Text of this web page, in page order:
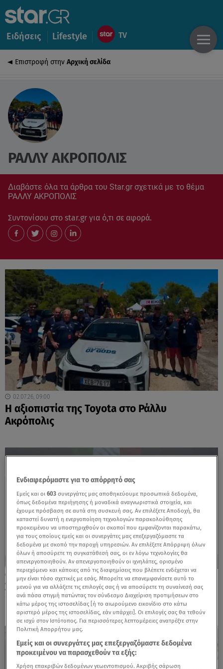
Ειδήσεις Lifestyle
Επιστροφή στην Αρχική σελίδα
ΡΑΛΛΥ ΑΚΡΟΠΟΛΙΣ
Διαβάστε όλα τα άρθρα του Star.gr σχετικά με το θέμα
ΡΑΛΛΥ ΑΚΡΟΠΟΛΙΣ
Συντονίσου στο star.gr για ό,τι σε αφορά.
02.07.26, 09:00
Η αξιοπιστία της Toyota στο Ράλλυ
Ακρόπολις
29.06.26, 10:59
Στο βάθρο του Ράλλυ Ακρόπολις οι
“Flandy” και Κώστας Στεφανής
Ενδιαφερόμαστε για το απόρρητό σας
Εμείς και οι603 συνεργάτες μας αποθηκεύουμε προσωπικά δεδομένα,
όπως δεδομένα περιήγησης ή μοναδικά αναγνωριστικά στοιχεία, και
έχουμε πρόσβαση σε αυτά στη συσκευή σας. Αν επιλέξετε Αποδοχή, θα
καταστεί δυνατή η ενεργοποίηση τεχνολογιών παρακολούθησης
προκειμένου να υποστηριχθούν οι σκοποί που εμφανίζονται παρακάτω,
για τους οποίους εμείς και οι συνεργάτες μας επεξεργαζόμαστε τα
δεδομένα με σκοπό την παροχή υπηρεσιών. Αν επιλέξετε Απόρριψη όλων
όλων ή αποσύρετε τη συγκατάθεσή σας, οι εν λόγω τεχνολογίες θα
απενεργοποιηθούν. Αν απενεργοποιηθούν οι ιχνηλάτες, ορισμένο
περιεχόμενο και κάποιες από τις διαφημίσεις που βλέπετε ενδέχεται να
μην είναι τόσο σχετικές με εσάς. Μπορείτε να επανεμφανίσετε αυτό το
μενού για να αλλάξετε τις επιλογές σας ή να αποσύρετε τη συναίνεσή σας
ανά πάσα στιγμή πατώντας τον σύνδεσμο Διαχείριση προτιμήσεων στο
κάτω μέρος της ιστοσελίδας [ή το αιωρούμενο εικονίδιο στο κάτω
αριστερό μέρος της ιστοσελίδας, εάν υπάρχει]. Οι επιλογές σας θα τεθούν
σε ισχύ στον Ιστότοπος. Για περισσότερες λεπτομέρειες ανατρέξτε στην
Πολιτική Απορρήτου μας.
Εμείς και οι συνεργάτες μας επεξεργαζόμαστε δεδομένα
προκειμένου να παρασχεθούν τα εξής:
Χρήση επακριβών δεδομένων γεωεντοπισμού. Ακριβής σάρωση